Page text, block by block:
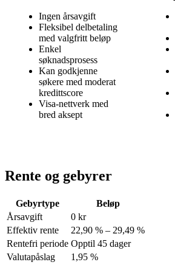
Ingen årsavgift
Fleksibel delbetaling
med valgfritt beløp
Enkel
søknadsprosess
Kan godkjenne
søkere med moderat
kredittscore
Visa-nettverk med
bred aksept
Rente og gebyrer
Gebyrtype
Beløp
Årsavgift
0 kr
Effektiv rente
22,90 % – 29,49 %
Rentefri periode Opptil 45 dager
Valutapåslag
1,95 %